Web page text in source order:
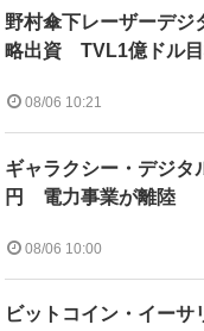
野村傘下レーザーデジ
略出資 TVL1億ドル
08/06 10:21
ギャラクシー・デジタ
円 電力事業が離陸
08/06 10:00
ビットコイン・イーサ